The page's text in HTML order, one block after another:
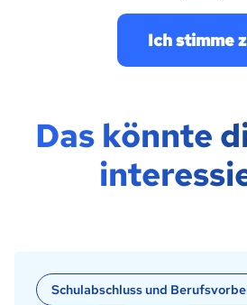
Das könnte
Schulabschluss und